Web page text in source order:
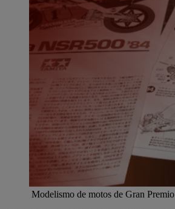
Modelismo de motos de Gran Premio